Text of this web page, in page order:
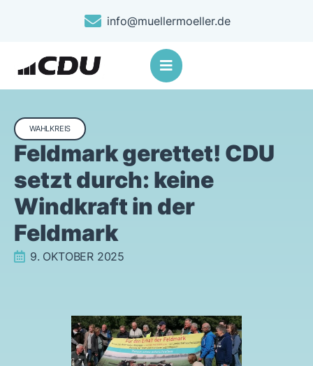
info@muellermoeller.de
WAHLKREIS
Feldmark gerettet! CDU
setzt durch: keine
Windkraft in der
Feldmark
9. OKTOBER 2025